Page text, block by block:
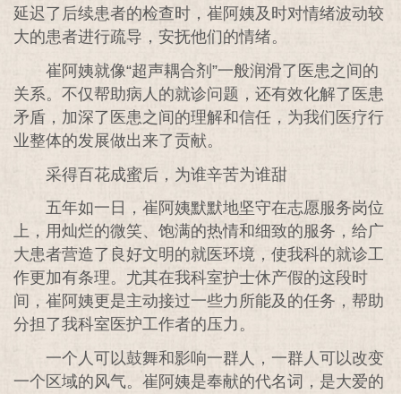
延迟了后续患者的检查时，崔阿姨及时对情绪波动较
大的患者进行疏导，安抚他们的情绪。
崔阿姨就像“超声耦合剂”一般润滑了医患之间的
关系。不仅帮助病人的就诊问题，还有效化解了医患
矛盾，加深了医患之间的理解和信任，为我们医疗行
业整体的发展做出来了贡献。
采得百花成蜜后，为谁辛苦为谁甜
五年如一日，崔阿姨默默地坚守在志愿服务岗位
上，用灿烂的微笑、饱满的热情和细致的服务，给广
大患者营造了良好文明的就医环境，使我科的就诊工
作更加有条理。尤其在我科室护士休产假的这段时
间，崔阿姨更是主动接过一些力所能及的任务，帮助
分担了我科室医护工作者的压力。
一个人可以鼓舞和影响一群人，一群人可以改变
一个区域的风气。崔阿姨是奉献的代名词，是大爱的